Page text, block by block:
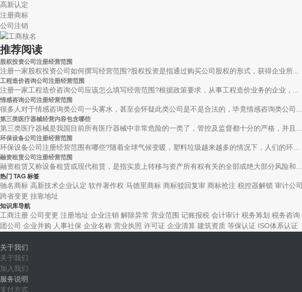
高新认定
注册商标
公司注销
推荐阅读
股权投资公司注册经营范围
注册一家股权投资公司如何撰写经营范围?股权投资是指通过购买公司股权的形式，获得企业所...
工程造价咨询公司注册经营范围
注册一家工程造价咨询公司应该怎么填写经营范围?根据政策要求，从事工程造价业务的企业，...
情感咨询公司注册经营范围
很多人对于情感咨询类公司一头雾水，甚至会怀疑此类公司是不是合法的，毕竟情感咨询类公司...
第三类医疗器械经营内容包含哪些
第三类医疗器械是我国目前所有医疗器械中非常危险的一类了，管控及监督都十分的严格，并且...
环保设备公司注册经营范围
环保设备公司注册经营范围有哪些?随着全球气候变暖，塑料垃圾越来越多的情况下，人们的环...
融资租赁公司注册经营范围
融资租赁又称设备租赁或现代租赁，是指实质上转移与资产所有权有关的全部或绝大部分风险和...
热门 TAG 标签
驰名商标 高新技术企业认定 软件著作权 马德里商标 商标驳回复审 商标抢注 税控器解锁 审计公司
跨省变更 挂靠地址
知识库导航
工商注册 公司变更 注册地址 企业注销 解除异常 营业范围 记账报税 会计审计 税务筹划 税务咨询
团公司 企业并购 人事社保 企业名称 营业执照 许可证 企业清算 建筑资质 等保认证 ISO体系认证
关于我们
关于我们
加入我们
服务说明
支付方式